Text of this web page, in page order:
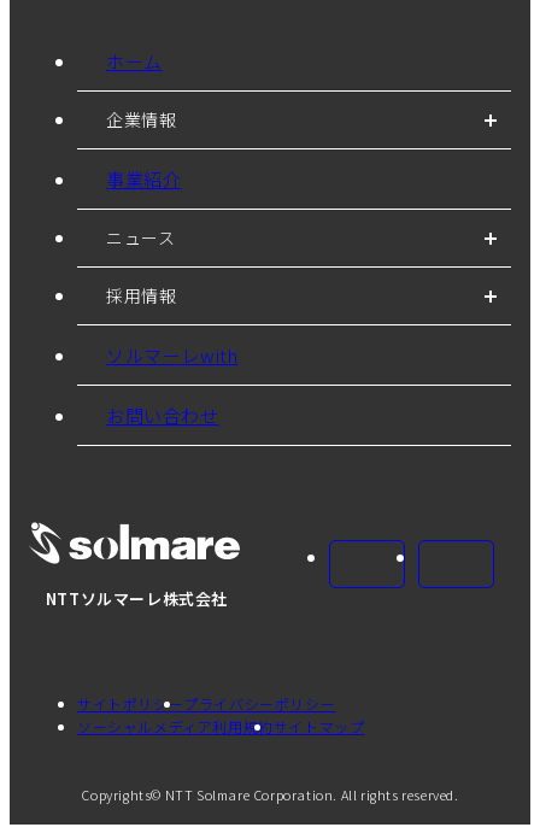
NTTソルマーレ株式会社
ホーム
企業情報
事業紹介
ニュース
採用情報
ソルマーレwith
お問い合わせ
サイトポリシープライバシーポリシー
ソーシャルメディア利用規約サイトマップ
Copyrights© NTT Solmare Corporation. All rights reserved.